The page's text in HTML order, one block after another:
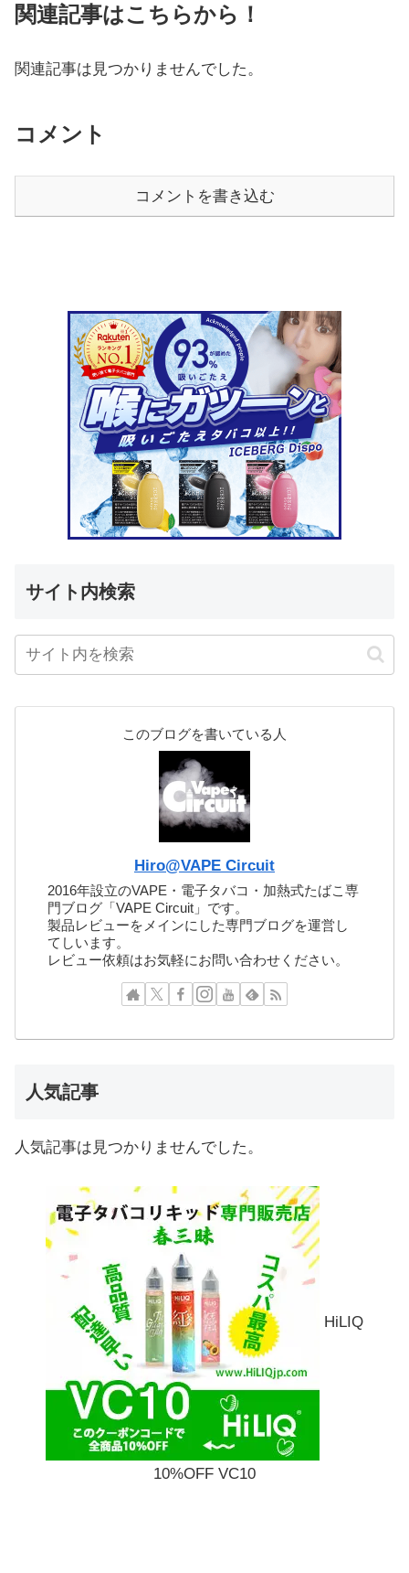
関連記事はこちらから！
関連記事は見つかりませんでした。
コメント
コメントを書き込む
サイト内検索
このブログを書いている人
Hiro@VAPE Circuit
2016年設立のVAPE・電子タバコ・加熱式たばこ専
門ブログ「VAPE Circuit」です。
製品レビューをメインにした専門ブログを運営し
てしいます。
レビュー依頼はお気軽にお問い合わせください。
人気記事
人気記事は見つかりませんでした。
HiLIQ
10%OFF VC10